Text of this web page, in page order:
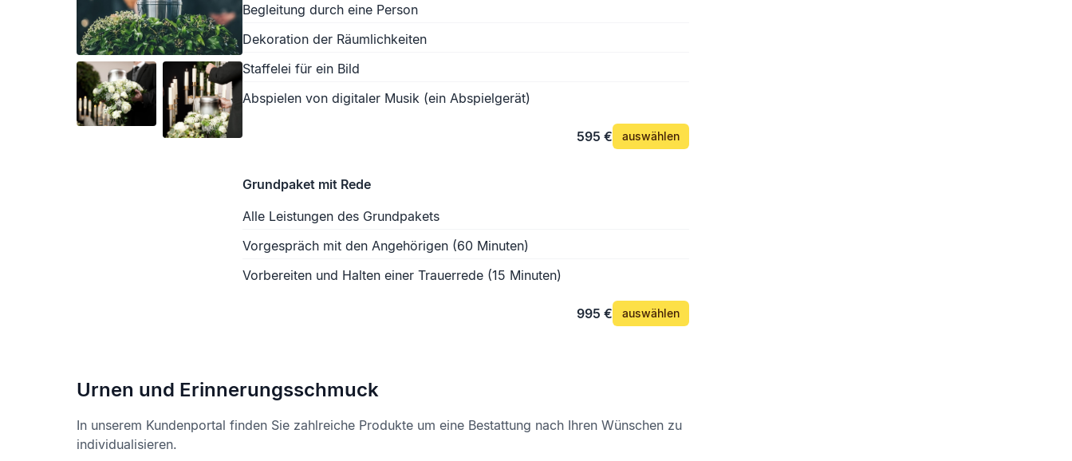
Begleitung durch eine Person
Dekoration der Räumlichkeiten
Staffelei für ein Bild
Abspielen von digitaler Musik (ein Abspielgerät)
595 € auswählen
Grundpaket mit Rede
Alle Leistungen des Grundpakets
Vorgespräch mit den Angehörigen (60 Minuten)
Vorbereiten und Halten einer Trauerrede (15 Minuten)
995 € auswählen
Urnen und Erinnerungsschmuck
In unserem Kundenportal finden Sie zahlreiche Produkte um eine Bestattung nach Ihren Wünschen zu
individualisieren.